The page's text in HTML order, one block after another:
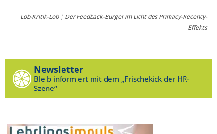
Lob-Kritik-Lob | Der Feedback-Burger im Licht des Primacy-Recency-
Effekts
Newsletter
Bleib informiert mit dem „Frischekick der HR-
Szene“